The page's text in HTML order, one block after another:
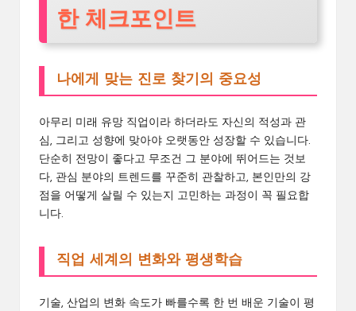
한 체크포인트
나에게 맞는 진로 찾기의 중요성
아무리 미래 유망 직업이라 하더라도 자신의 적성과 관
심, 그리고 성향에 맞아야 오랫동안 성장할 수 있습니다.
단순히 전망이 좋다고 무조건 그 분야에 뛰어드는 것보
다, 관심 분야의 트렌드를 꾸준히 관찰하고, 본인만의 강
점을 어떻게 살릴 수 있는지 고민하는 과정이 꼭 필요합
니다.
직업 세계의 변화와 평생학습
기술, 산업의 변화 속도가 빠를수록 한 번 배운 기술이 평